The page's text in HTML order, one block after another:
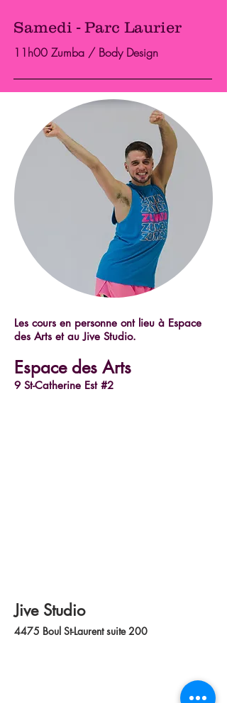
Samedi - Parc Laurier
11h00 Zumba / Body Design
Les cours en personne ont lieu à Espace
des Arts et au Jive Studio.
Espace des Arts
9 St-Catherine Est #2
Jive Studio
4475 Boul St-Laurent suite 200